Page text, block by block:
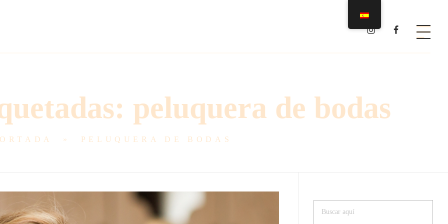
» PELUQUERA DE BODAS
peluquera de bodas